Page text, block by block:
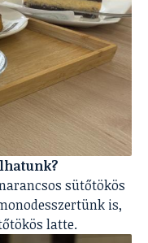
sütőtökös
is,
latte.